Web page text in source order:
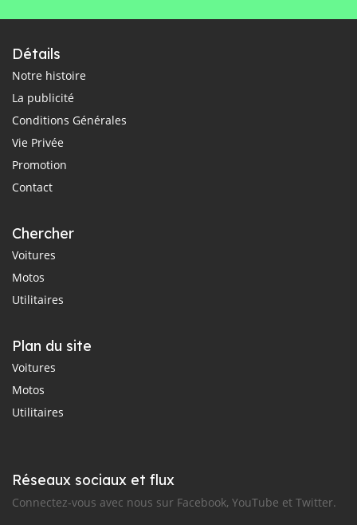
Détails
Notre histoire
La publicité
Conditions Générales
Vie Privée
Promotion
Contact
Chercher
Voitures
Motos
Utilitaires
Plan du site
Voitures
Motos
Utilitaires
Réseaux sociaux et flux
Connectez-vous avec nous sur Facebook, YouTube et Twitter.